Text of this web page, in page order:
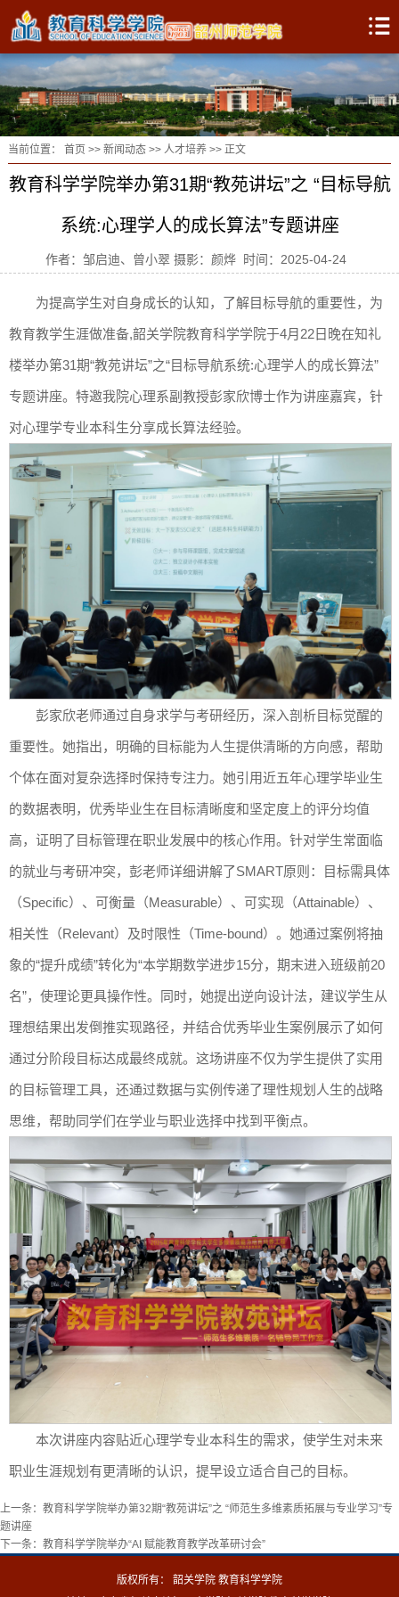
当前位置： 首页 >> 新闻动态>> 人才培养>> 正文
教育科学学院举办第31期“教苑讲坛”之 “目标导航
系统:心理学人的成长算法”专题讲座
作者：邹启迪、曾小翠 摄影：颜烨 时间：2025-04-24
为提高学生对自身成长的认知，了解目标导航的重要性，为
教育教学生涯做准备,韶关学院教育科学学院于4月22日晚在知礼
楼举办第31期“教苑讲坛”之“目标导航系统:心理学人的成长算法”
专题讲座。特邀我院心理系副教授彭家欣博士作为讲座嘉宾，针
对心理学专业本科生分享成长算法经验。
彭家欣老师通过自身求学与考研经历，深入剖析目标觉醒的
重要性。她指出，明确的目标能为人生提供清晰的方向感，帮助
个体在面对复杂选择时保持专注力。她引用近五年心理学毕业生
的数据表明，优秀毕业生在目标清晰度和坚定度上的评分均值
高，证明了目标管理在职业发展中的核心作用。针对学生常面临
的就业与考研冲突，彭老师详细讲解了SMART原则：目标需具体
（Specific）、可衡量（Measurable）、可实现（Attainable）、
相关性（Relevant）及时限性（Time-bound）。她通过案例将抽
象的“提升成绩”转化为“本学期数学进步15分，期末进入班级前20
名”，使理论更具操作性。同时，她提出逆向设计法，建议学生从
理想结果出发倒推实现路径，并结合优秀毕业生案例展示了如何
通过分阶段目标达成最终成就。这场讲座不仅为学生提供了实用
的目标管理工具，还通过数据与实例传递了理性规划人生的战略
思维，帮助同学们在学业与职业选择中找到平衡点。
本次讲座内容贴近心理学专业本科生的需求，使学生对未来
职业生涯规划有更清晰的认识，提早设立适合自己的目标。
上一条： 教育科学学院举办第32期“教苑讲坛”之 “师范生多维素质拓展与专业学习”专
题讲座
下一条： 教育科学学院举办“AI 赋能教育教学改革研讨会”
版权所有： 韶关学院 教育科学学院